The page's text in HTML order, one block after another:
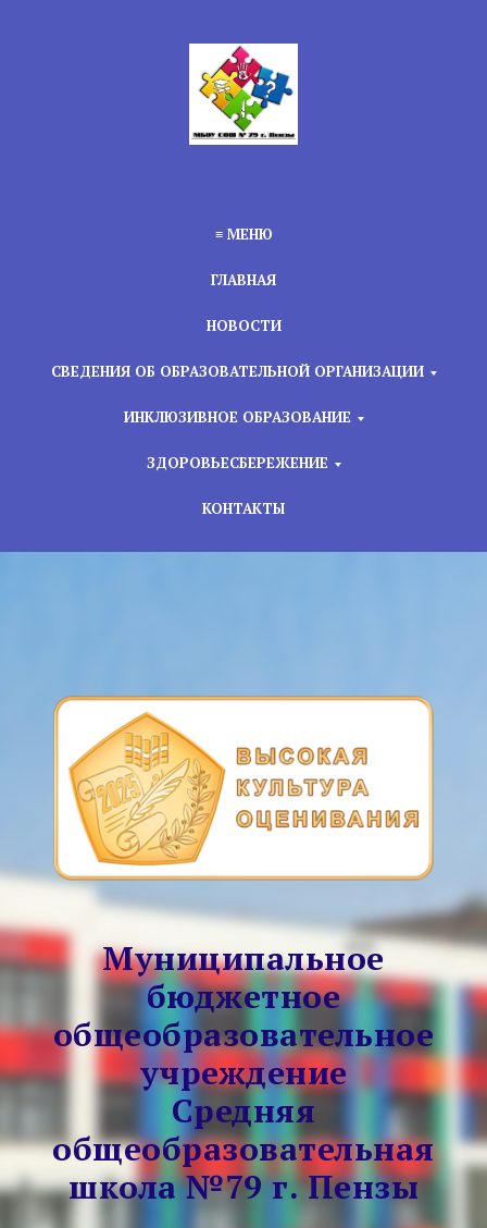
≡ МЕНЮ
ГЛАВНАЯ
НОВОСТИ
СВЕДЕНИЯ ОБ ОБРАЗОВАТЕЛЬНОЙ ОРГАНИЗАЦИИ
ИНКЛЮЗИВНОЕ ОБРАЗОВАНИЕ
ЗДОРОВЬЕСБЕРЕЖЕНИЕ
КОНТАКТЫ
Муниципальное
бюджетное
общеобразовательное
учреждение
Средняя
общеобразовательная
школа №79 г. Пензы